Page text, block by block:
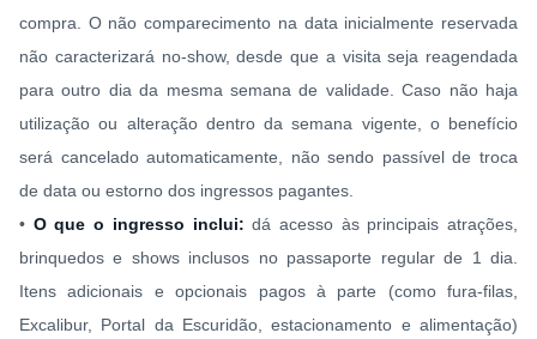
compra. O não comparecimento na data inicialmente reservada
não caracterizará no-show, desde que a visita seja reagendada
para outro dia da mesma semana de validade. Caso não haja
utilização ou alteração dentro da semana vigente, o benefício
será cancelado automaticamente, não sendo passível de troca
de data ou estorno dos ingressos pagantes.
• O que o ingresso inclui: dá acesso às principais atrações,
brinquedos e shows inclusos no passaporte regular de 1 dia.
Itens adicionais e opcionais pagos à parte (como fura-filas,
Excalibur, Portal da Escuridão, estacionamento e alimentação)